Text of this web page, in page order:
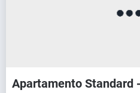
Apartamento Standard